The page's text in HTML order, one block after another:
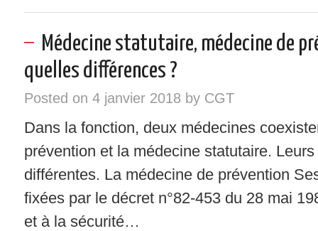
Médecine statutaire, médecine de
quelles différences ?
Posted on 4 janvier 2018 by CGT
Dans la fonction, deux médecines
prévention et la médecine statutaire.
différentes. La médecine de prévention
fixées par le décret n°82-453 du 28 mai
et à la sécurité…